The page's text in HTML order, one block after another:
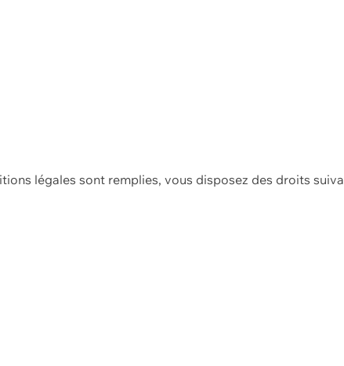
légales sont remplies, vous disposez des droits